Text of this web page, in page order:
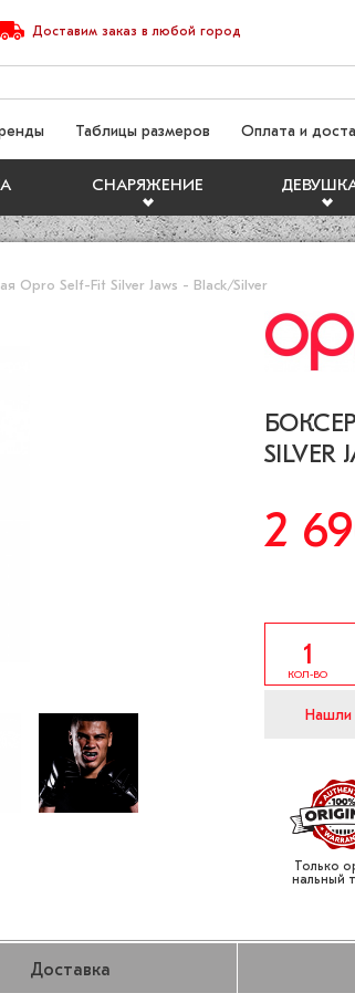
Доставим заказ в любой город
СНАРЯЖЕНИЕ
Таблицы размеров Оплата и
Opro Self-Fit Silver Jaws - Black/Silver
SILVER
2
КОЛ-ВО
Нашли
Только
нальный
Доставка